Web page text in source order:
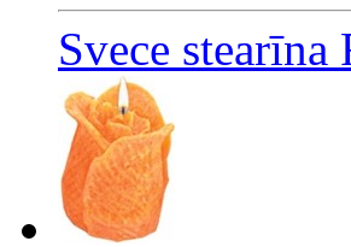
Svece stearīna